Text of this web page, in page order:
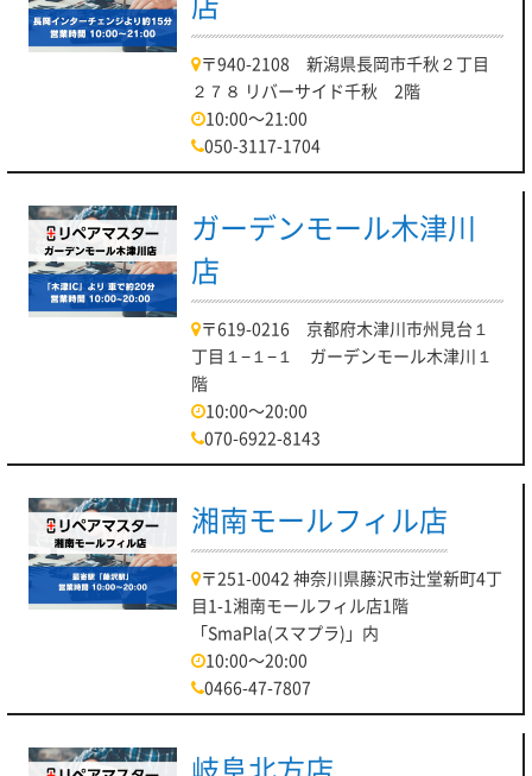
〒940-2108 新潟県長岡市千秋２丁目
２７８ リバーサイド千秋 2階
10:00～21:00
050-3117-1704
ガーデンモール木津川
店
〒619-0216 京都府木津川市州見台１
丁目１−１−１ ガーデンモール木津川１
階
10:00～20:00
070-6922-8143
湘南モールフィル店
〒251-0042 神奈川県藤沢市辻堂新町4丁
目1-1湘南モールフィル店1階
「SmaPla(スマプラ)」内
10:00～20:00
0466-47-7807